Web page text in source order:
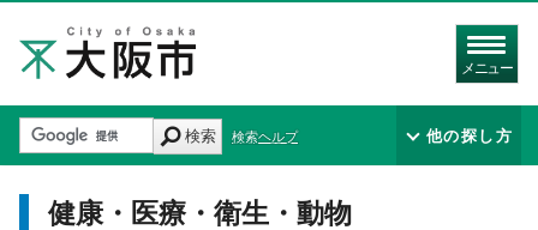
メニュー
検索 検索ヘルプ 他の探し方
健康・医療・衛生・動物